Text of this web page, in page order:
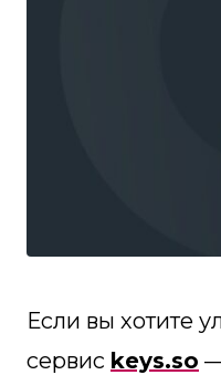
Если вы хотите
сервис keys.so